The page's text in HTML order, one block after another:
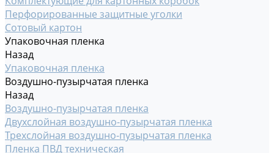
Перфорированные защитные уголки
Сотовый картон
Упаковочная пленка
Назад
Упаковочная пленка
Воздушно-пузырчатая пленка
Назад
Воздушно-пузырчатая пленка
Двухслойная воздушно-пузырчатая пленка
Трехслойная воздушно-пузырчатая пленка
Пленка ПВД техническая